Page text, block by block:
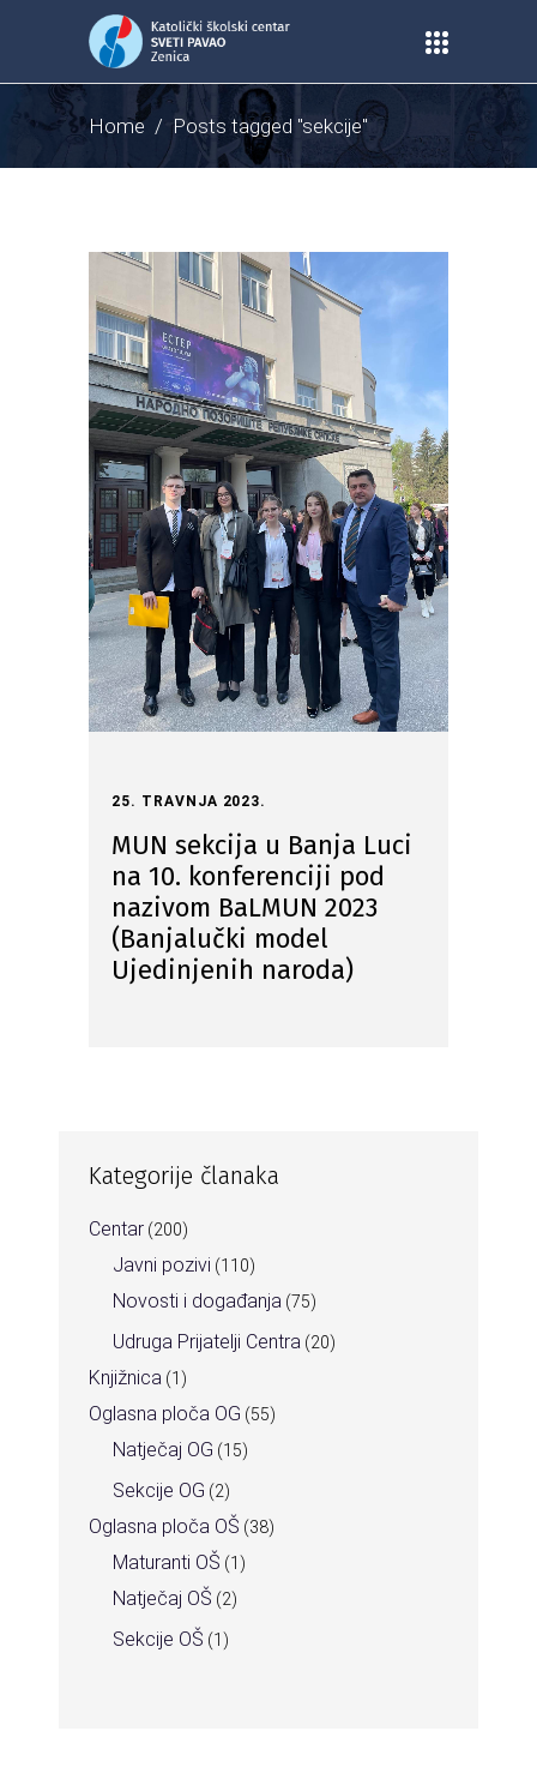
Home/Posts tagged "sekcije"
25. TRAVNJA 2023.
MUN sekcija u Banja Luci
na 10. konferenciji pod
nazivom BaLMUN 2023
(Banjalučki model
Ujedinjenih naroda)
Kategorije članaka
Centar (200)
Javni pozivi (110)
Novosti i događanja (75)
Udruga Prijatelji Centra (20)
Knjižnica (1)
Oglasna ploča OG (55)
Natječaj OG (15)
Sekcije OG (2)
Oglasna ploča OŠ (38)
Maturanti OŠ (1)
Natječaj OŠ (2)
Sekcije OŠ (1)